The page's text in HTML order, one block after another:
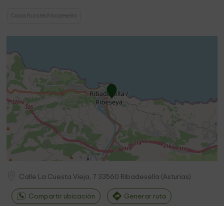
Casas Rurales Ribadesella
Calle La Cuesta Vieja, 7 33560 Ribadesella (Asturias)
Compartir ubicación Generar ruta